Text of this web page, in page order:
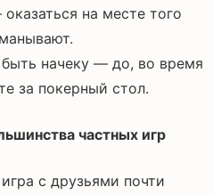
на месте того
начеку — до, во время
за покерный стол.
частных игр
с друзьями почти